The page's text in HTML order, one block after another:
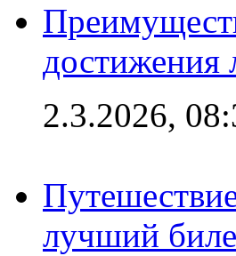
достижения
2.3.2026,
лучший